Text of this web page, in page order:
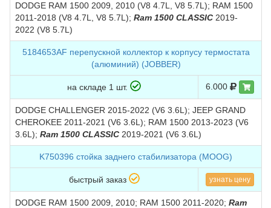
DODGE RAM 1500 2009, 2010 (V8 4.7L, V8 5.7L); RAM 1500
2011-2018 (V8 4.7L, V8 5.7L); Ram 1500 CLASSIC 2019-
2022 (V8 5.7L)
5184653AF перепускной коллектор к корпусу термостата
(алюминий) (JOBBER)
на складе 1 шт. 6.000
DODGE CHALLENGER 2015-2022 (V6 3.6L); JEEP GRAND
CHEROKEE 2011-2021 (V6 3.6L); RAM 1500 2013-2023 (V6
3.6L); Ram 1500 CLASSIC 2019-2021 (V6 3.6L)
K750396 стойкa заднего стабилизатора (MOOG)
быстрый заказ узнать цену
DODGE RAM 1500 2009, 2010; RAM 1500 2011-2020; Ram